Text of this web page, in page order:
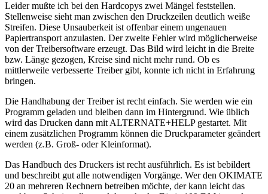
Leider mußte ich bei den Hardcopys zwei Mängel feststellen.
Stellenweise sieht man zwischen den Druckzeilen deutlich weiße
Streifen. Diese Unsauberkeit ist offenbar einem ungenauen
Papiertransport anzulasten. Der zweite Fehler wird möglicherweise
von der Treibersoftware erzeugt. Das Bild wird leicht in die Breite
bzw. Länge gezogen, Kreise sind nicht mehr rund. Ob es
mittlerweile verbesserte Treiber gibt, konnte ich nicht in Erfahrung
bringen.
Die Handhabung der Treiber ist recht einfach. Sie werden wie ein
Programm geladen und bleiben dann im Hintergrund. Wie üblich
wird das Drucken dann mit ALTERNATE+HELP gestartet. Mit
einem zusätzlichen Programm können die Druckparameter geändert
werden (z.B. Groß- oder Kleinformat).
Das Handbuch des Druckers ist recht ausführlich. Es ist bebildert
und beschreibt gut alle notwendigen Vorgänge. Wer den OKIMATE
20 an mehreren Rechnern betreiben möchte, der kann leicht das